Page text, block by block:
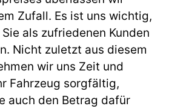
Zufall. Es ist uns wichtig,
als zufriedenen Kunden
Nicht zuletzt aus diesem
wir uns Zeit und
Fahrzeug sorgfältig,
auch den Betrag dafür